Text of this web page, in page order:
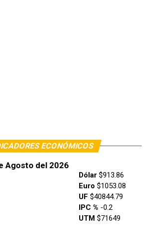
ECONÓMICOS
Agosto del 2026
Dólar$913.86
Euro $1053.08
UF $40844.79
IPC % -0.2
UTM $71649